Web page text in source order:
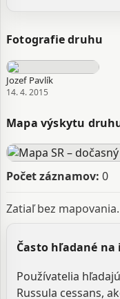
Fotografie druhu
Jozef Pavlík
14. 4. 2015
Mapa výskytu
Počet záznamov: 0
Zatiaľ bez mapovania.
Často hľadané
Používatelia
Russula cessans,